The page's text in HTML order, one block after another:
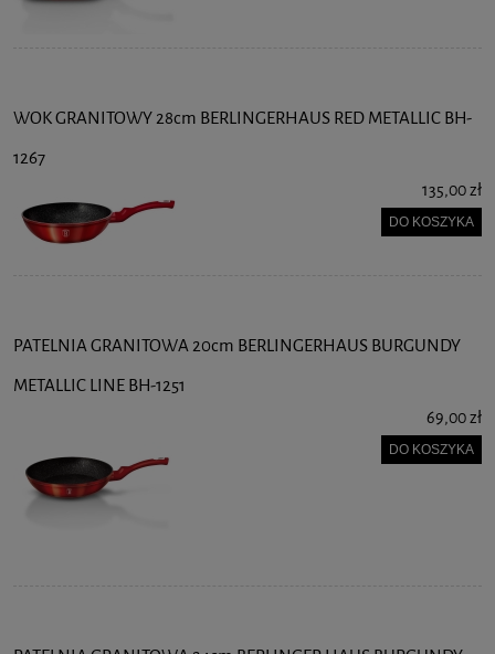
WOK GRANITOWY 28cm BERLINGERHAUS RED METALLIC BH-
1267
135,00 zł
DO KOSZYKA
PATELNIA GRANITOWA 20cm BERLINGERHAUS BURGUNDY
METALLIC LINE BH-1251
69,00 zł
DO KOSZYKA